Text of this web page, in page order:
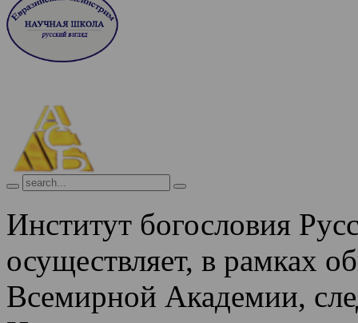
Институт богословия
осуществляет, в рамках
Всемирной Академии,